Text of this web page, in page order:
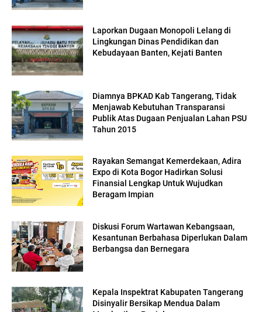
Laporkan Dugaan Monopoli Lelang di
Lingkungan Dinas Pendidikan dan
Kebudayaan Banten, Kejati Banten
Diamnya BPKAD Kab Tangerang, Tidak
Menjawab Kebutuhan Transparansi
Publik Atas Dugaan Penjualan Lahan PSU
Tahun 2015
Rayakan Semangat Kemerdekaan, Adira
Expo di Kota Bogor Hadirkan Solusi
Finansial Lengkap Untuk Wujudkan
Beragam Impian
Diskusi Forum Wartawan Kebangsaan,
Kesantunan Berbahasa Diperlukan Dalam
Berbangsa dan Bernegara
Kepala Inspektrat Kabupaten Tangerang
Disinyalir Bersikap Mendua Dalam